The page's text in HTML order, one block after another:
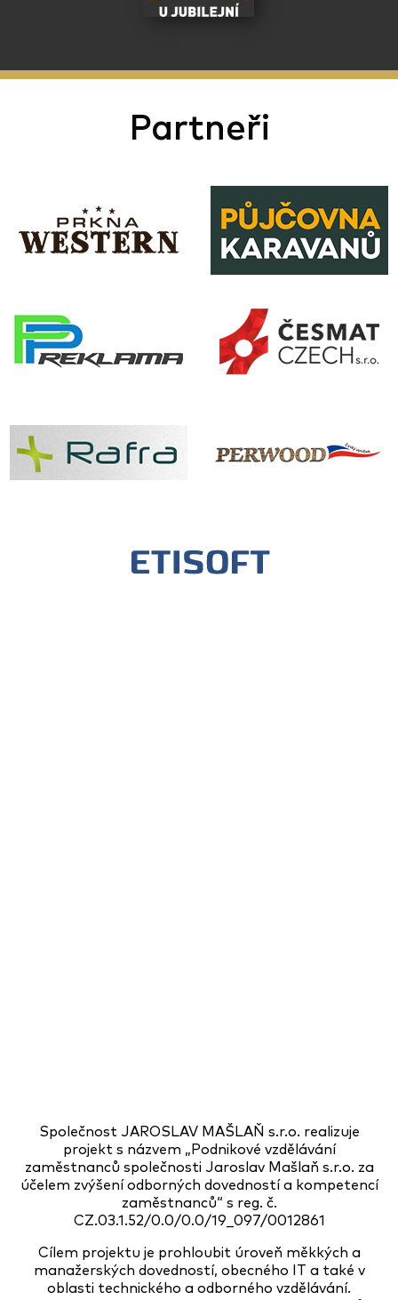
Partneři
Společnost JAROSLAV MAŠLAŇ s.r.o. realizuje
projekt s názvem „Podnikové vzdělávání
zaměstnanců společnosti Jaroslav Mašlaň s.r.o. za
účelem zvýšení odborných dovedností a kompetencí
zaměstnanců“ s reg. č.
CZ.03.1.52/0.0/0.0/19_097/0012861
Cílem projektu je prohloubit úroveň měkkých a
manažerských dovedností, obecného IT a také v
oblasti technického a odborného vzdělávání.